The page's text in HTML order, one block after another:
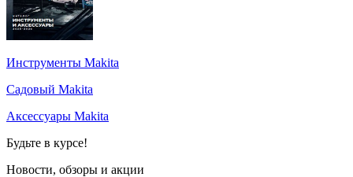
Инструменты Makita
Садовый Makita
Аксессуары Makita
Будьте в курсе!
Новости, обзоры и акции